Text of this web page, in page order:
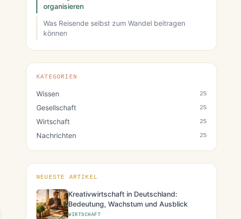
organisieren
Was Reisende selbst zum Wandel beitragen
können
KATEGORIEN
Wissen 25
Gesellschaft 25
Wirtschaft 25
Nachrichten 25
NEUESTE ARTIKEL
Kreativwirtschaft in Deutschland:
Bedeutung, Wachstum und Ausblick
WIRTSCHAFT